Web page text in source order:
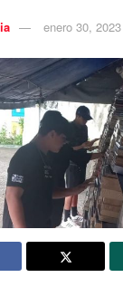
enero 30, 2023